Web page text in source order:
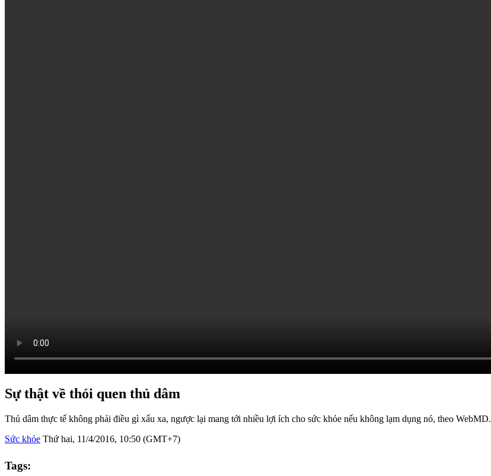
Sự thật về thói quen thủ dâm
Thủ dâm thực tế không phải điều gì xấu xa, ngược lại mang tới nhiều lợi ích cho sức khỏe nếu không lạm dụng nó, theo WebMD.
Sức khỏe Thứ hai, 11/4/2016, 10:50 (GMT+7)
Tags: